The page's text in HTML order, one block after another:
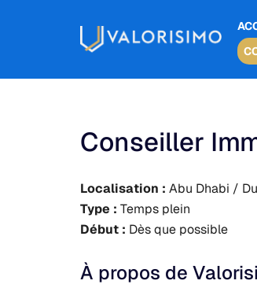
Conseiller
Localisation : Abu Dhabi /
Type : Temps plein
Début : Dès que possible
À propos de